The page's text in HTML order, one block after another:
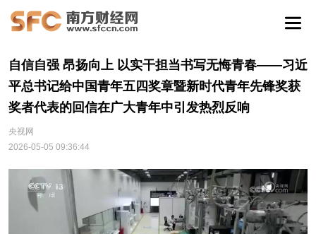
自信自强 昂扬向上 以实干担当书写无悔青春——习近
平总书记给中国青年五四奖章暨新时代青年先锋奖获
奖者代表的回信在广大青年中引发热烈反响
央视网
2026-05-05 09:36:44